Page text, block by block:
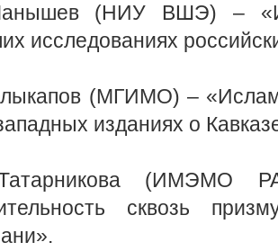
(НИУ ВШЭ) –
исследованиях
(МГИМО) –
изданиях о
(ИМЭМО
сквозь